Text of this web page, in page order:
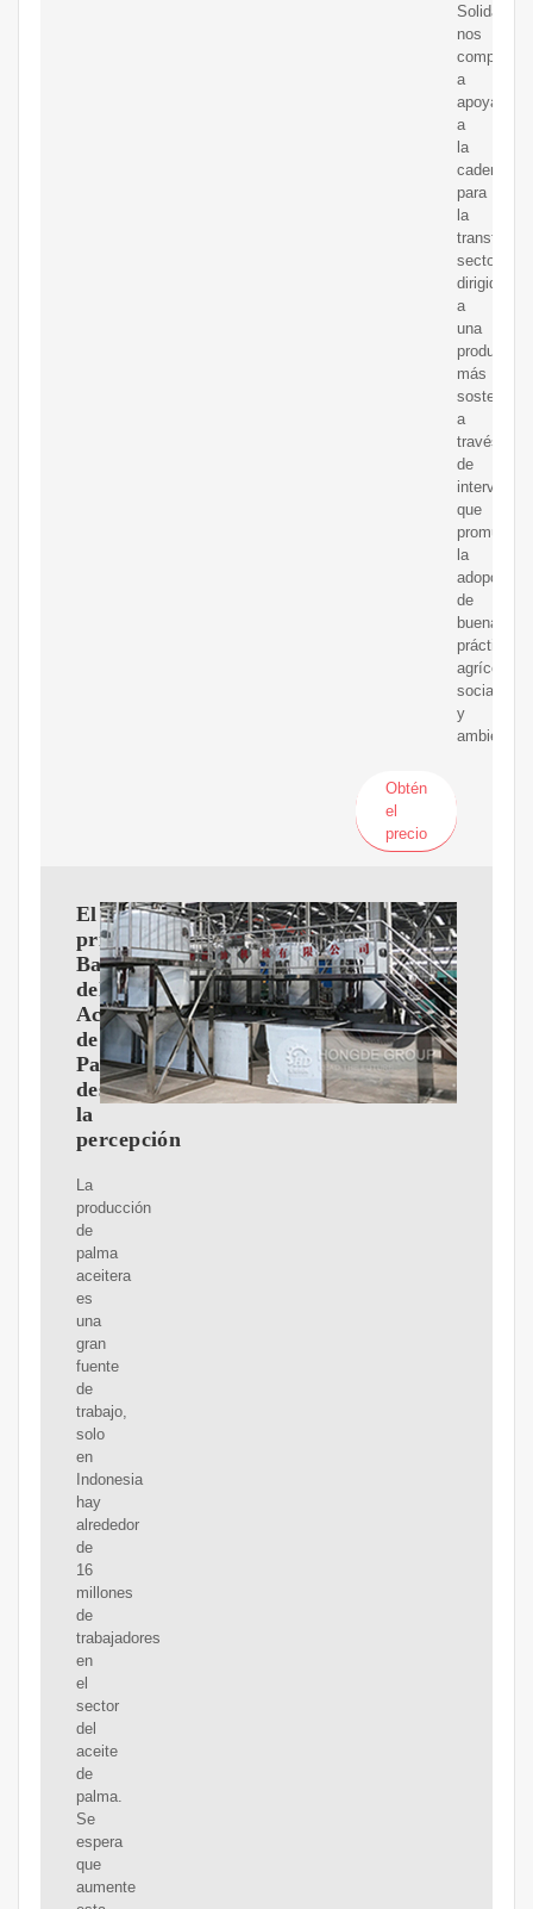
Solidaridad
nos
a
apoyar
a
la
cadena
para
la
sectorial
dirigida
a
una
producción
más
sostenible
a
través
de
que
promueven
la
adopción
de
buenas
prácticas
agrícolas,
sociales
y
Obtén
el
precio
El
primer
Barómetro
del
Aceite
de
Palma
desafía
la
percepción
La
producción
de
palma
aceitera
es
una
gran
fuente
de
trabajo,
solo
en
Indonesia
hay
alrededor
de
16
millones
de
trabajadores
en
el
sector
del
aceite
de
palma.
Se
espera
que
aumente